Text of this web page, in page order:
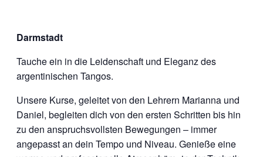
Darmstadt
Tauche ein in die Leidenschaft und Eleganz des
argentinischen Tangos.
Unsere Kurse, geleitet von den Lehrern Marianna und
Daniel, begleiten dich von den ersten Schritten bis hin
zu den anspruchsvollsten Bewegungen – immer
angepasst an dein Tempo und Niveau. Genieße eine